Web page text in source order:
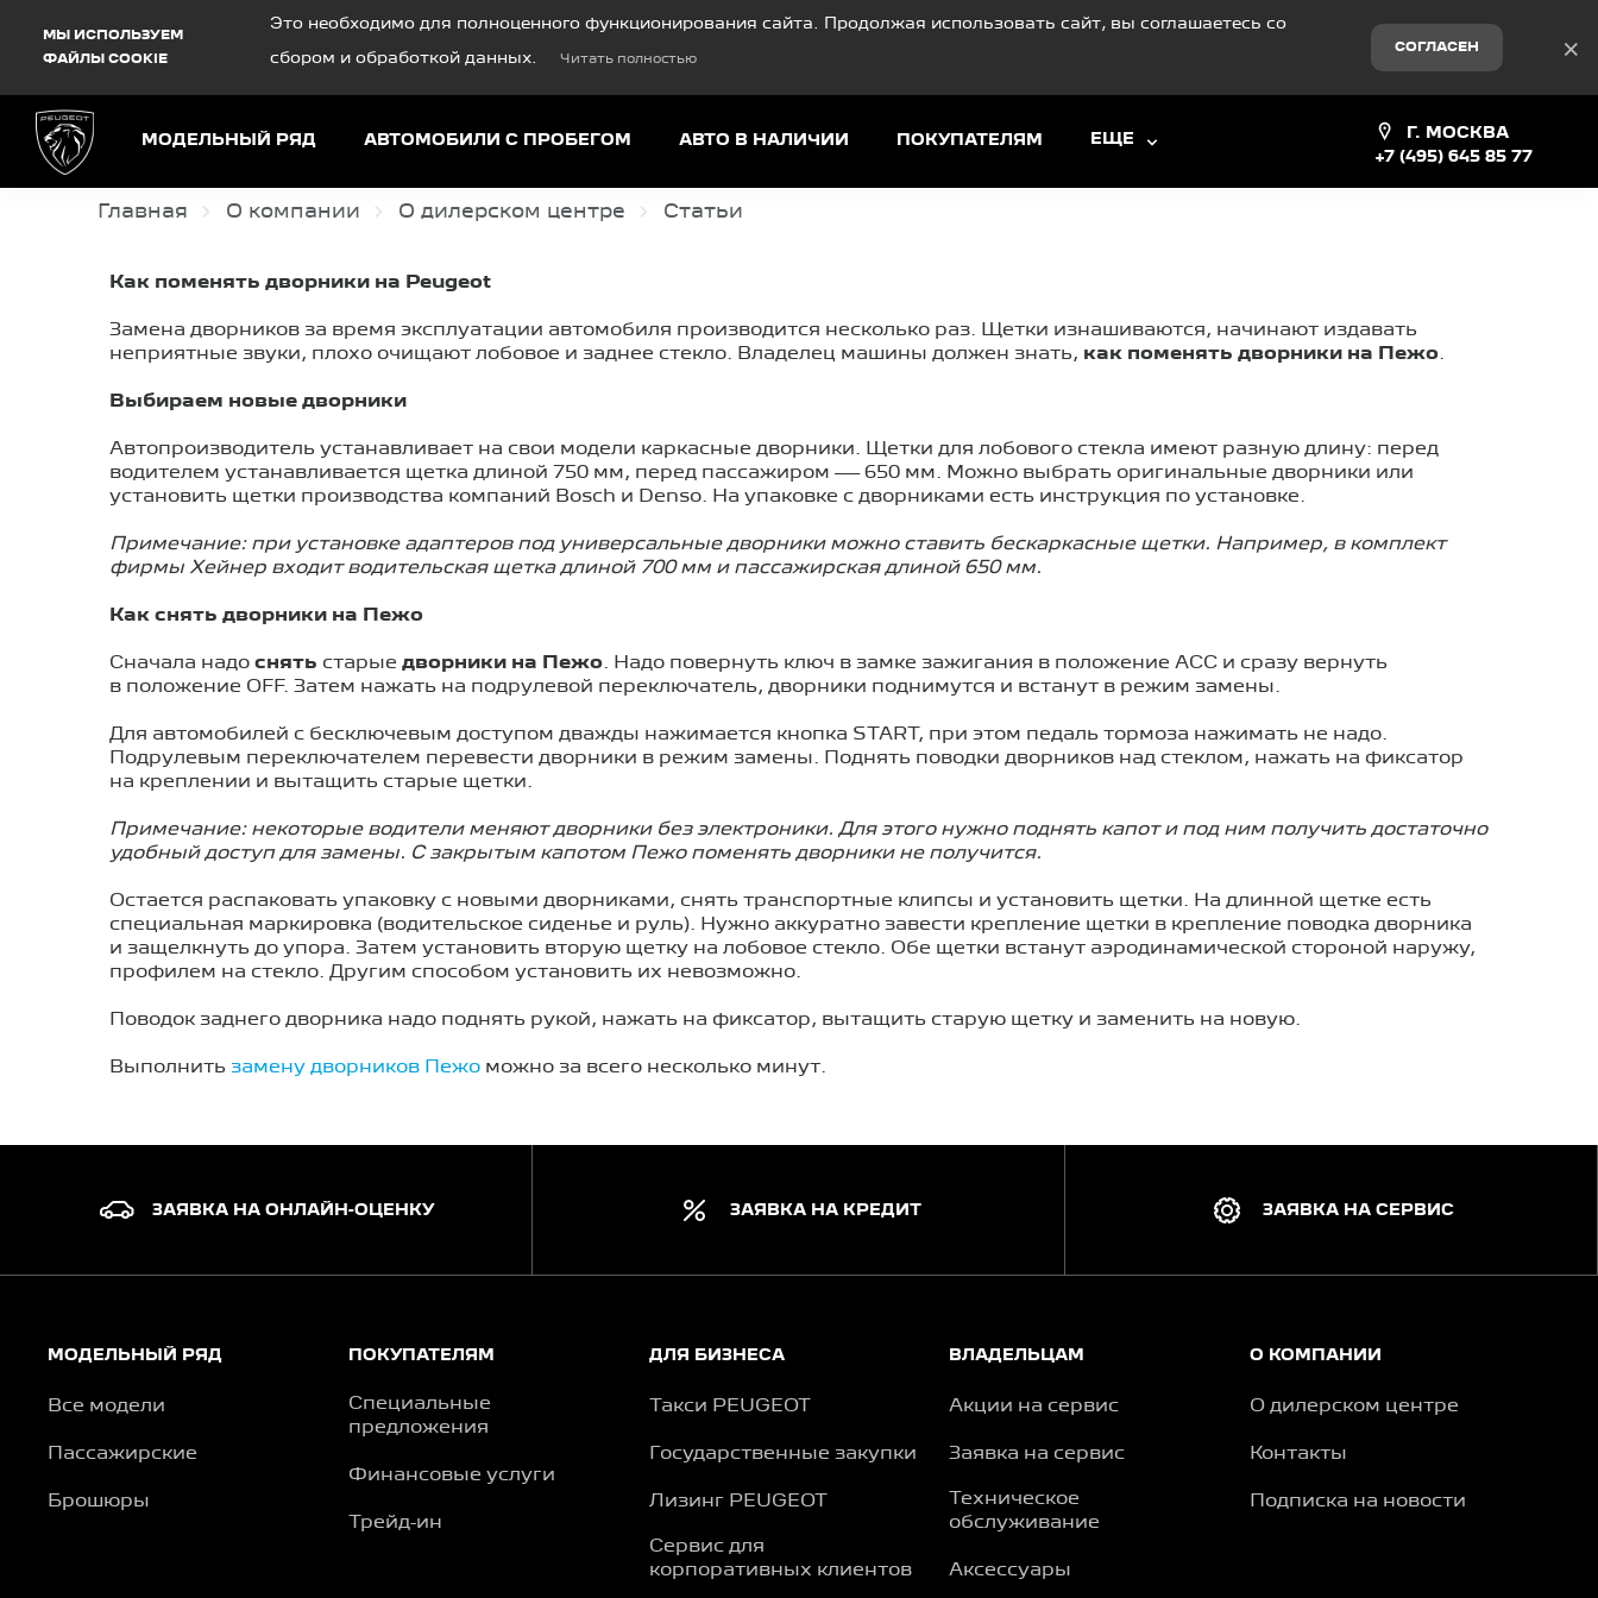
МЫ ИСПОЛЬЗУЕМ
ФАЙЛЫ COOKIE
Это необходимо для полноценного функционирования сайта. Продолжая использовать сайт, вы соглашаетесь со
сбором и обработкой данных. Читать полностью
СОГЛАСЕН ×
МОДЕЛЬНЫЙ РЯД АВТОМОБИЛИ С ПРОБЕГОМ АВТО В НАЛИЧИИ ПОКУПАТЕЛЯМ ЕЩЕ
Г. МОСКВА
+7 (495) 645 85 77
Главная О компании О дилерском центре Статьи
Как поменять дворники на Peugeot
Замена дворников за время эксплуатации автомобиля производится несколько раз. Щетки изнашиваются, начинают издавать
неприятные звуки, плохо очищают лобовое и заднее стекло. Владелец машины должен знать, как поменять дворники на Пежо.
Выбираем новые дворники
Автопроизводитель устанавливает на свои модели каркасные дворники. Щетки для лобового стекла имеют разную длину: перед
водителем устанавливается щетка длиной 750 мм, перед пассажиром — 650 мм. Можно выбрать оригинальные дворники или
установить щетки производства компаний Bosch и Denso. На упаковке с дворниками есть инструкция по установке.
Примечание: при установке адаптеров под универсальные дворники можно ставить бескаркасные щетки. Например, в комплект
фирмы Хейнер входит водительская щетка длиной 700 мм и пассажирская длиной 650 мм.
Как снять дворники на Пежо
Сначала надо снять старые дворники на Пежо. Надо повернуть ключ в замке зажигания в положение ACC и сразу вернуть
в положение OFF. Затем нажать на подрулевой переключатель, дворники поднимутся и встанут в режим замены.
Для автомобилей с бесключевым доступом дважды нажимается кнопка START, при этом педаль тормоза нажимать не надо.
Подрулевым переключателем перевести дворники в режим замены. Поднять поводки дворников над стеклом, нажать на фиксатор
на креплении и вытащить старые щетки.
Примечание: некоторые водители меняют дворники без электроники. Для этого нужно поднять капот и под ним получить достаточно
удобный доступ для замены. С закрытым капотом Пежо поменять дворники не получится.
Остается распаковать упаковку с новыми дворниками, снять транспортные клипсы и установить щетки. На длинной щетке есть
специальная маркировка (водительское сиденье и руль). Нужно аккуратно завести крепление щетки в крепление поводка дворника
и защелкнуть до упора. Затем установить вторую щетку на лобовое стекло. Обе щетки встанут аэродинамической стороной наружу,
профилем на стекло. Другим способом установить их невозможно.
Поводок заднего дворника надо поднять рукой, нажать на фиксатор, вытащить старую щетку и заменить на новую.
Выполнить замену дворников Пежо можно за всего несколько минут.
ЗАЯВКА НА ОНЛАЙН-ОЦЕНКУ ЗАЯВКА НА КРЕДИТ ЗАЯВКА НА СЕРВИС
МОДЕЛЬНЫЙ РЯД
Все модели
Пассажирские
Брошюры
ПОКУПАТЕЛЯМ
Специальные
предложения
Финансовые услуги
Трейд-ин
ДЛЯ БИЗНЕСА
Такси PEUGEOT
Государственные закупки
Лизинг PEUGEOT
Сервис для
корпоративных клиентов
ВЛАДЕЛЬЦАМ
Акции на сервис
Заявка на сервис
Техническое
обслуживание
Аксессуары
О КОМПАНИИ
О дилерском центре
Контакты
Подписка на новости